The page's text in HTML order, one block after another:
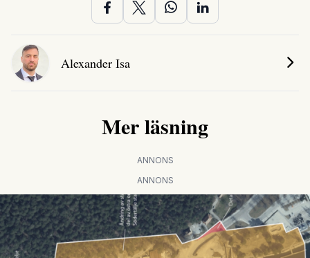
Alexander Isa
Mer läsning
ANNONS
ANNONS